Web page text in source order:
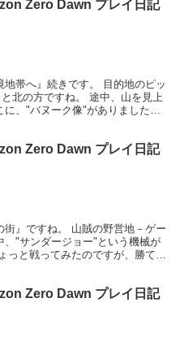
Zero Dawn プレイ日記
帯へ』続きです。 目的地のピッ
北の方ですね。 途中、山を見上
、"バヌーク像"がありました。
Zero Dawn プレイ日記
』ですね。 山賊の野営地－ゲー
、"サンダージョー"という機械が
っと戦ってみたのですが、勝てそ
Zero Dawn プレイ日記